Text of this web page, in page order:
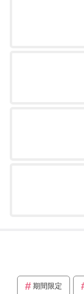
期間限定